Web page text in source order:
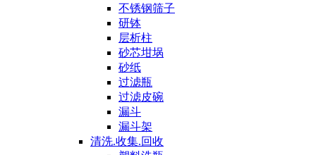
不锈钢筛子
研钵
层析柱
砂芯坩埚
砂纸
过滤瓶
过滤皮碗
漏斗
漏斗架
清洗.收集.回收